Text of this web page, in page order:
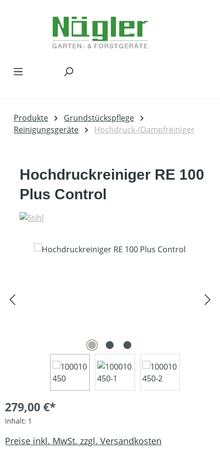
Produkte
Grundstückspflege
Reinigungsgeräte
Hochdruck-/Dampfreiniger
Hochdruckreiniger RE 100
Plus Control
Bildergalerie überspringen
279,00 €*
Inhalt: 1
Preise inkl. MwSt. zzgl. Versandkosten